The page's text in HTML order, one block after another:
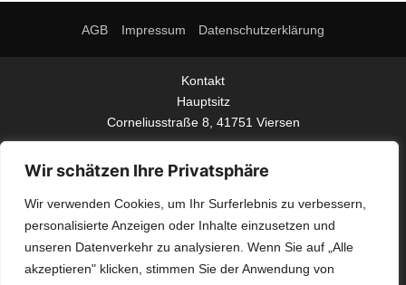
Wir schätzen Ihre Privatsphäre
Wir verwenden Cookies, um Ihr Surferlebnis zu verbessern,
personalisierte Anzeigen oder Inhalte einzusetzen und
unseren Datenverkehr zu analysieren. Wenn Sie auf „Alle
akzeptieren" klicken, stimmen Sie der Anwendung von
AGB Impressum Datenschutzerklärung
Kontakt
Hauptsitz
Corneliusstraße 8, 41751 Viersen
Telefon
02162 50 39 0 (Zentrale)
Mo.-Do. 8.00 Uhr - 16.30 Uhr
Fr. 8.00 Uhr - 13.30 Uhr
Email